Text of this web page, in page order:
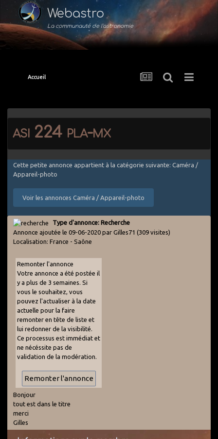
Webastro
La communauté de l'astronomie
Accueil
asi 224 pla-mx
Cette petite annonce appartient à la catégorie suivante: Caméra /
Appareil-photo
Voir les annonces Caméra / Appareil-photo
Type d'annonce: Recherche
Annonce ajoutée le 09-06-2020 par Gilles71 (309 visites)
Localisation: France - Saône
Remonter l'annonce
Votre annonce a été postée il
y a plus de 3 semaines. Si
vous le souhaitez, vous
pouvez l'actualiser à la date
actuelle pour la faire
remonter en tête de liste et
lui redonner de la visibilité.
Ce processus est immédiat et
ne nécéssite pas de
validation de la modération.
Bonjour
tout est dans le titre
merci
Gilles